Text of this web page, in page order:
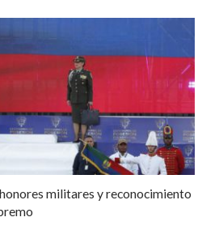
militares y reconocimiento